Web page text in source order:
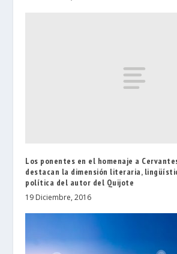
Los ponentes en el homenaje a
destacan la dimensión literaria,
política del autor del Quijote
19 Diciembre, 2016